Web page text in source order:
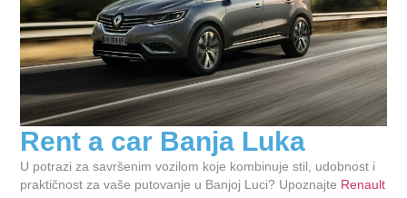
Rent a car Banja Luka
U potrazi za savršenim vozilom koje kombinuje stil, udobnost i
praktičnost za vaše putovanje u Banjoj Luci? Upoznajte Renault